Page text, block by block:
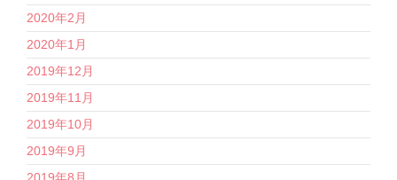
2020年2月
2020年1月
2019年12月
2019年11月
2019年10月
2019年9月